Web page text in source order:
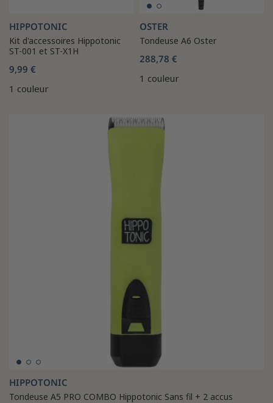
HIPPOTONIC
Kit d'accessoires Hippotonic
ST-001 et ST-X1H
9,99 €
1 couleur
OSTER
Tondeuse A6 Oster
288,78 €
1 couleur
HIPPOTONIC
Tondeuse A5 PRO COMBO Hippotonic Sans fil + 2 accus